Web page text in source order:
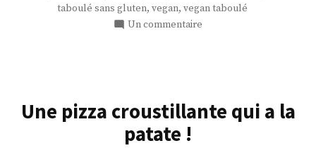
taboulé sans gluten, vegan, vegan taboulé
Un commentaire
Une pizza croustillante qui a la
patate !